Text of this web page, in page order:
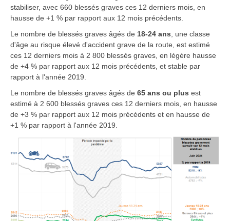
stabiliser, avec 660 blessés graves ces 12 derniers mois, en
hausse de +1 % par rapport aux 12 mois précédents.
Le nombre de blessés graves âgés de 18-24 ans , une classe
d'âge au risque élevé d'accident grave de la route, est estimé
ces 12 derniers mois à 2 800 blessés graves, en légère hausse
de +4 % par rapport aux 12 mois précédents, et stable par
rapport à l'année 2019.
Le nombre de blessés graves âgés de 65 ans ou plus est
estimé à 2 600 blessés graves ces 12 derniers mois, en hausse
de +3 % par rapport aux 12 mois précédents et en hausse de
+1 % par rapport à l'année 2019.